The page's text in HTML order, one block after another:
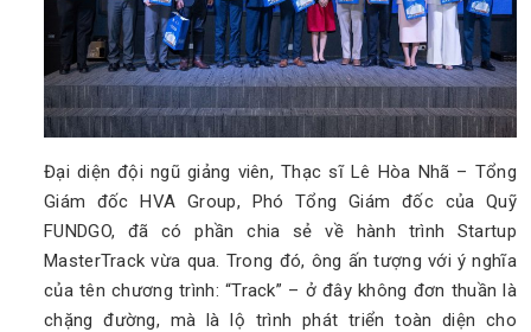
Đại diện đội ngũ giảng viên, Thạc sĩ Lê Hòa Nhã – Tổng
Giám đốc HVA Group, Phó Tổng Giám đốc của Quỹ
FUNDGO, đã có phần chia sẻ về hành trình Startup
MasterTrack vừa qua. Trong đó, ông ấn tượng với ý nghĩa
của tên chương trình: “Track” – ở đây không đơn thuần là
chặng đường, mà là lộ trình phát triển toàn diện cho